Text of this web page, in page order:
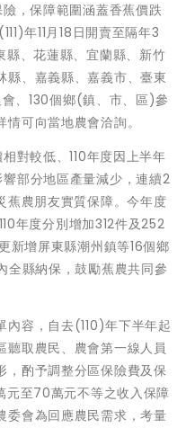
，保障範圍涵蓋香蕉價跌
年11月18日開賣至隔年3
縣、花蓮縣、宜蘭縣、新竹
縣、嘉義縣、嘉義市、臺東
、130個鄉(鎮、市、區)參
可向當地農會洽詢。
對較低、110年度因上半年
部分地區產量減少，連續2
農朋友實質保障。今年度
年度分別增加312件及252
新增屏東縣潮州鎮等16個鄉
縣納保，鼓勵蕉農共同參
內容，自去(110)年下半年起
聽取農民、農會第一線人員
，酌予調整分區保險費及保
元至70萬元不等之收入保障
委會為回應農民需求，考量